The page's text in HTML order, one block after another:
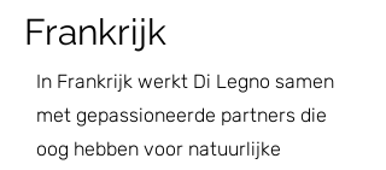
Frankrijk
In Frankrijk werkt Di Legno samen
met gepassioneerde partners die
oog hebben voor natuurlijke